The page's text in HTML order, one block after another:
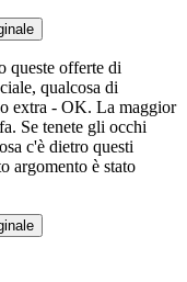
queste offerte di
qualcosa di
extra - OK. La maggior
Se tenete gli occhi
c'è dietro questi
argomento è stato